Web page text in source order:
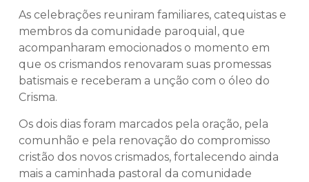
As celebrações reuniram familiares, catequistas e
membros da comunidade paroquial, que
acompanharam emocionados o momento em
que os crismandos renovaram suas promessas
batismais e receberam a unção com o óleo do
Crisma.
Os dois dias foram marcados pela oração, pela
comunhão e pela renovação do compromisso
cristão dos novos crismados, fortalecendo ainda
mais a caminhada pastoral da comunidade